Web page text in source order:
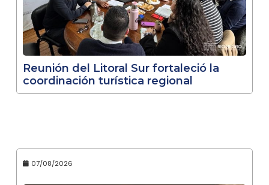
Reunión del Litoral Sur fortaleció la
coordinación turística regional
07/08/2026